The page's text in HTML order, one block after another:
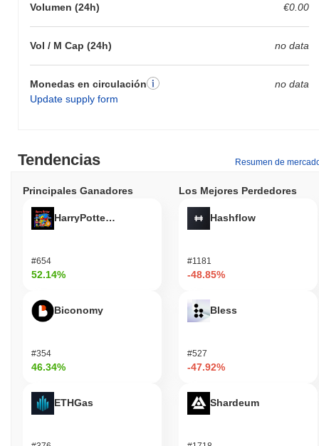
Volumen (24h) €0.00
Vol / M Cap (24h) no data
Monedas en circulación
Update supply form
no data
Tendencias Resumen de
Principales Ganadores
HarryPotterObamaSonic10Inu (ETH)
#654
52.14%
Biconomy
#354
46.34%
ETHGas
Los Mejores Perdedores
Hashflow
#1181
-48.85%
Bless
#527
-47.92%
Shardeum